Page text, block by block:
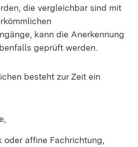
die vergleichbar sind mit
kann die Anerkennung
geprüft werden.
besteht zur Zeit ein
oder affine Fachrichtung,